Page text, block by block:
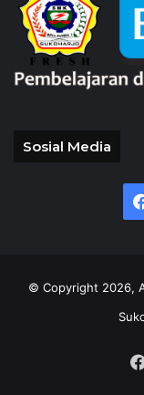
Sosial Media
© Copyright 2026,